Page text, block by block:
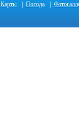
Карты
Погода